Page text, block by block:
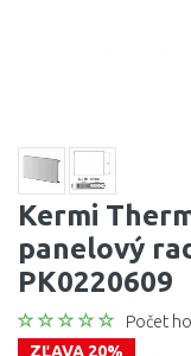
Kermi
panelový
PK0220609
Počet
ZĽAVA 20%